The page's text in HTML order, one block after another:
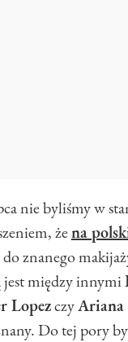
nie byliśmy w
żena
znanego
między innymi
LopezczyAriana
Do tej pory